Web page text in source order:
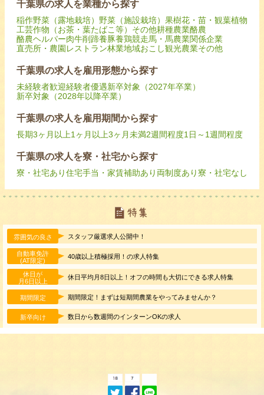
千葉県の求人を業種から探す
稲作野菜（露地栽培） 野菜（施設栽培） 果樹花・苗・観葉植物
工芸作物（お茶・葉たばこ等） その他耕種農業酪農
酪農ヘルパー肉牛削蹄養豚養鶏競走馬・馬農業関係企業
直売所・農園レストラン林業地域おこし観光農業その他
千葉県の求人を雇用形態から探す
未経験者歓迎経験者優遇新卒対象（2027年卒業）
新卒対象（2028年以降卒業）
千葉県の求人を雇用期間から探す
長期3ヶ月以上1ヶ月以上3ヶ月未満2週間程度1日～1週間程度
千葉県の求人を寮・社宅から探す
寮・社宅あり住宅手当・家賃補助あり 両制度あり寮・社宅なし
雰囲気の良さ スタッフ厳選求人公開中！
自動車免許
(AT限定)
40歳以上積極採用！の求人特集
休日が
月6日以上
休日平均月8日以上！オフの時間も大切にできる求人特集
期間限定 期間限定！まずは短期間農業をやってみませんか？
新卒向け 数日から数週間のインターンOKの求人